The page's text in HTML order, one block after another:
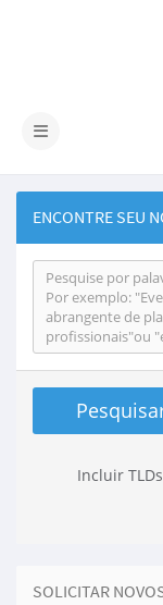
Alternar
ENCONTRE SEU
Incluir TLDs
SOLICITAR